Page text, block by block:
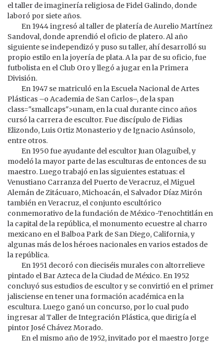
el taller de imaginería religiosa de Fidel Galindo, donde
laboró por siete años.
En 1944 ingresó al taller de platería de Aurelio Martínez
Sandoval, donde aprendió el oficio de platero. Al año
siguiente se independizó y puso su taller, ahí desarrolló su
propio estilo en la joyería de plata. A la par de su oficio, fue
futbolista en el Club Oro y llegó a jugar en la Primera
División.
En 1947 se matriculó en la Escuela Nacional de Artes
Plásticas –o Academia de San Carlos–, de la span
class="smallcaps">unam, en la cual durante cinco años
cursó la carrera de escultor. Fue discípulo de Fidias
Elizondo, Luis Ortiz Monasterio y de Ignacio Asúnsolo,
entre otros.
En 1950 fue ayudante del escultor Juan Olaguíbel, y
modeló la mayor parte de las esculturas de entonces de su
maestro. Luego trabajó en las siguientes estatuas: el
Venustiano Carranza del Puerto de Veracruz, el Miguel
Alemán de Zitácuaro, Michoacán, el Salvador Díaz Mirón
también en Veracruz, el conjunto escultórico
conmemorativo de la fundación de México-Tenochtitlán en
la capital de la república, el monumento ecuestre al charro
mexicano en el Balboa Park de San Diego, California, y
algunas más de los héroes nacionales en varios estados de
la república.
En 1951 decoró con dieciséis murales con altorrelieve
pintado el Bar Azteca de la Ciudad de México. En 1952
concluyó sus estudios de escultor y se convirtió en el primer
jalisciense en tener una formación académica en la
escultura. Luego ganó un concurso, por lo cual pudo
ingresar al Taller de Integración Plástica, que dirigía el
pintor José Chávez Morado.
En el mismo año de 1952, invitado por el maestro Jorge